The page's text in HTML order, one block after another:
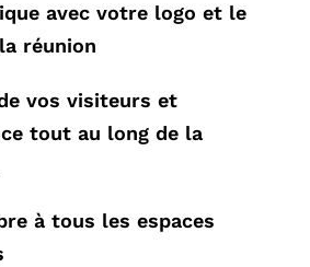
avec votre logo et le
réunion
vos visiteurs et
tout au long de la
à tous les espaces